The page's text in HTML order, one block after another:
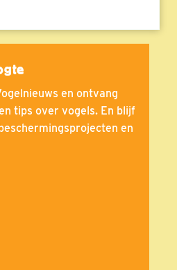
en ontvang
tips over vogels. En blijf
en